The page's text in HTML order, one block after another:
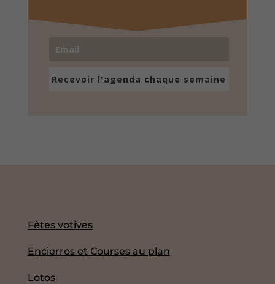
Recevoir l'agenda chaque semaine
Fêtes votives
Encierros et Courses au plan
Lotos